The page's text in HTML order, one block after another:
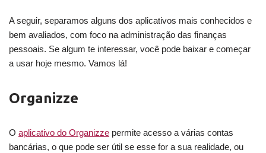
A seguir, separamos alguns dos aplicativos mais conhecidos e
bem avaliados, com foco na administração das finanças
pessoais. Se algum te interessar, você pode baixar e começar
a usar hoje mesmo. Vamos lá!
Organizze
O aplicativo do Organizze permite acesso a várias contas
bancárias, o que pode ser útil se esse for a sua realidade, ou